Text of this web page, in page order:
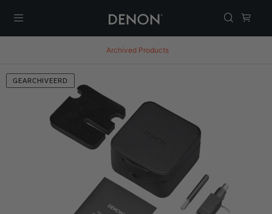
Archived Products
GEARCHIVEERD